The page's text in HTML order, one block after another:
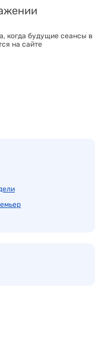
когда будущие сеансы в
на сайте